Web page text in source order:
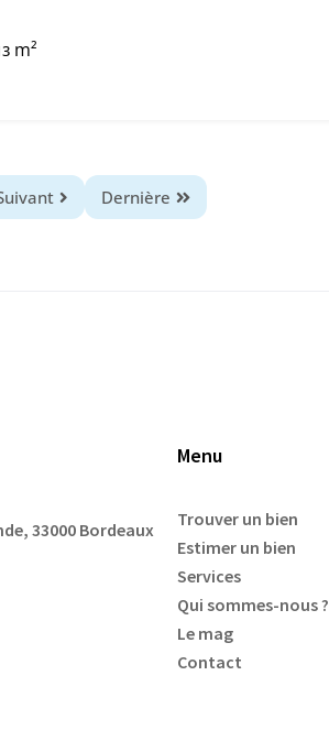
m²
Dernière
33000 Bordeaux
Menu
Trouver un bien
Estimer un bien
Services
Qui sommes-nous ?
Le mag
Contact